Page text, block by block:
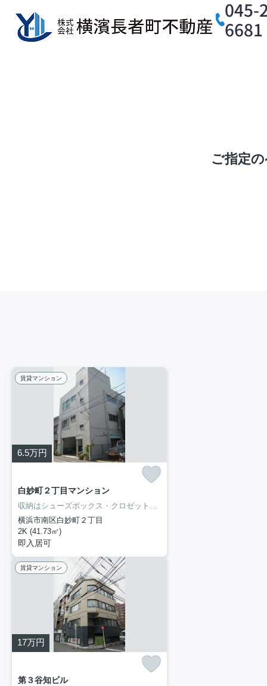
045-
6681
ご指定
賃貸マンション
6.5万円
白妙町２丁目マンション
収納はシューズボックス・クロゼットなどが備え付けられているので、衣類や日用品の収納に重宝します。室内設備は追い焚き・エアコンなど充実した設備を備え付けています。新生活を失敗せず、スタートさせたいならこちらの「白妙町2丁目マンション」はいかがでしょうか。生活する上でもっとも大切な住環境。横浜市南区エリアやブルーライン阪東橋付近であなたのライフスタイルに合ったお部屋をご紹介致します。
横浜市南区白妙町２丁目
2K (41.73㎡)
即入居可
賃貸マンション
17万円
第３谷知ビル